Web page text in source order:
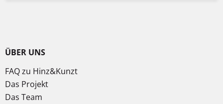
ÜBER UNS
FAQ zu Hinz&Kunzt
Das Projekt
Das Team